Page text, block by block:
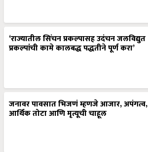
‘राज्यातील सिंचन प्रकल्पासह उदंचन जलविद्युत
प्रकल्पांची कामे कालबद्ध पद्धतीने पूर्ण करा’
जनावर पावसात भिजणं म्हणजे आजार, अपंगत्व,
आर्थिक तोटा आणि मृत्यूची चाहूल